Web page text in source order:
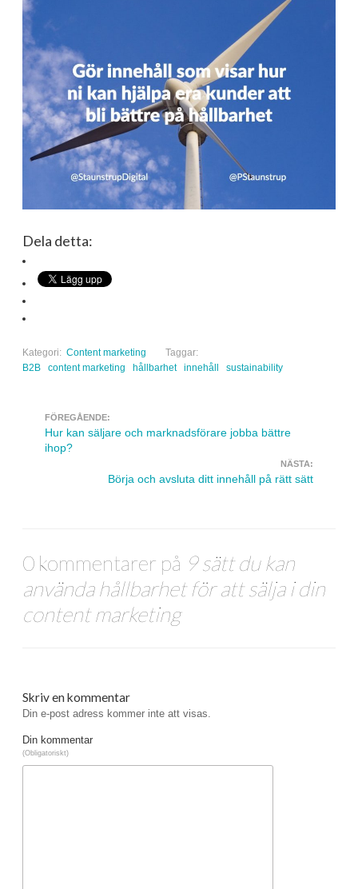
Dela detta:
Kategori: Content marketing
Taggar:
B2B
content marketing hållbarhet innehåll sustainability
Navigera inlägg
FÖREGÅENDE:
Hur kan säljare och marknadsförare jobba bättre
ihop?
NÄSTA:
Börja och avsluta ditt innehåll på rätt sätt
0 kommentarer på 9 sätt du kan
använda hållbarhet för att sälja i din
content marketing
Skriv en kommentar
Din e-post adress kommer inte att visas.
Din kommentar
(Obligatoriskt)